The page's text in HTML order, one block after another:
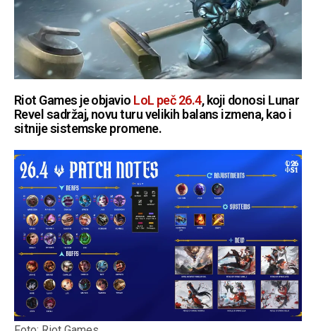
Riot Games je objavio LoL peč 26.4, koji donosi Lunar
Revel sadržaj, novu turu velikih balans izmena, kao i
sitnije sistemske promene.